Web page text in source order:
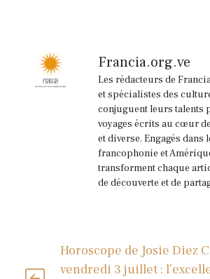
Francia.org.ve
Les rédacteurs de
et spécialistes des
conjuguent leurs talents
voyages écrits au cœur
et diverse. Engagés dans
francophonie et
transforment chaque
de découverte et de
Horoscope de Josie Diez
vendredi 3 juillet :